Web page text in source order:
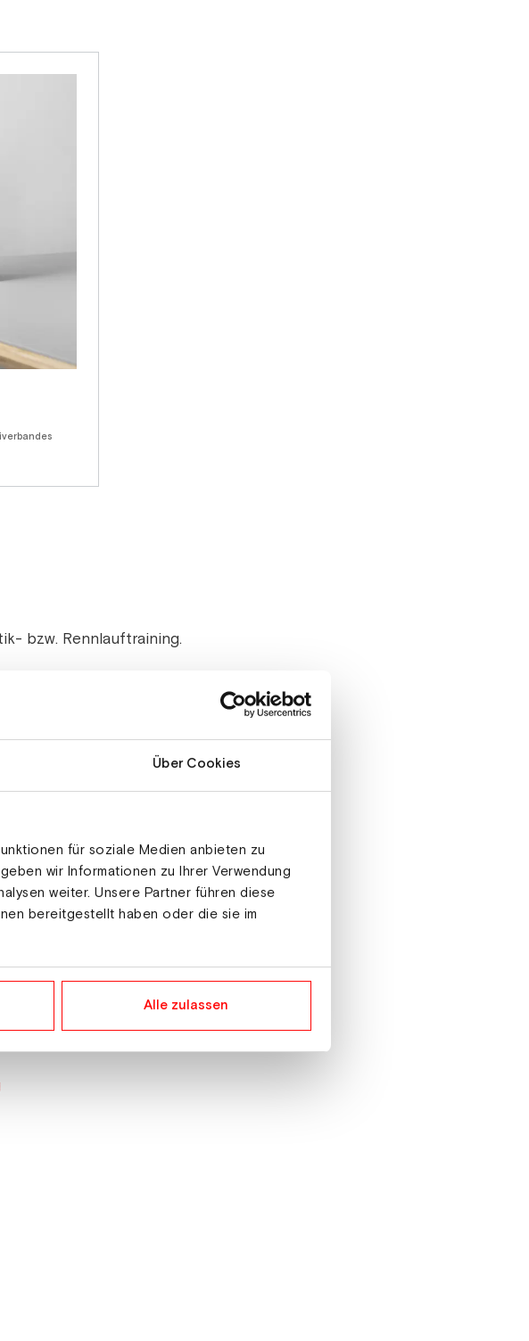
Über Cookies
für soziale Medien anbieten zu
wir Informationen zu Ihrer Verwendung
weiter. Unsere Partner führen diese
bereitgestellt haben oder die sie im
Alle zulassen
bzw. Rennlauftraining.